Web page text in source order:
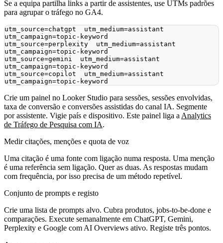
Se a equipa partilha links a partir de assistentes, use UTMs padrões
para agrupar o tráfego no GA4.
utm_source=chatgpt  utm_medium=assistant
utm_source=perplexity  utm_medium=assistant
utm_source=gemini  utm_medium=assistant
utm_source=copilot  utm_medium=assistant
Crie um painel no Looker Studio para sessões, sessões envolvidas,
taxa de conversão e conversões assistidas do canal IA. Segmente
por assistente. Vigie país e dispositivo. Este painel liga a Analytics
de Tráfego de Pesquisa com IA.
Medir citações, menções e quota de voz
Uma citação é uma fonte com ligação numa resposta. Uma menção
é uma referência sem ligação. Quer as duas. As respostas mudam
com frequência, por isso precisa de um método repetível.
Conjunto de prompts e registo
Crie uma lista de prompts alvo. Cubra produtos, jobs‑to‑be‑done e
comparações. Execute semanalmente em ChatGPT, Gemini,
Perplexity e Google com AI Overviews ativo. Registe três pontos.